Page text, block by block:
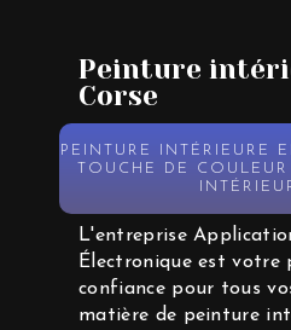
Peinture
Corse
PEINTURE INTÉRIEURE
TOUCHE DE
L'entreprise
Électronique est votre
confiance pour tous
matière de peinture